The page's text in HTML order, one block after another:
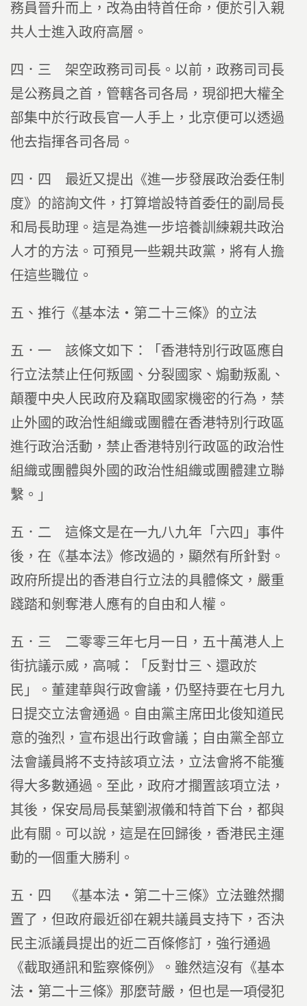
務員晉升而上，改為由特首任命，便於引入親
共人士進入政府高層。
四．三 架空政務司司長。以前，政務司司長
是公務員之首，管轄各司各局，現卻把大權全
部集中於行政長官一人手上，北京便可以透過
他去指揮各司各局。
四．四 最近又提出《進一步發展政治委任制
度》的諮詢文件，打算增設特首委任的副局長
和局長助理。這是為進一步培養訓練親共政治
人才的方法。可預見一些親共政黨，將有人擔
任這些職位。
五、推行《基本法‧第二十三條》的立法
五．一 該條文如下：「香港特別行政區應自
行立法禁止任何叛國、分裂國家、煽動叛亂、
顛覆中央人民政府及竊取國家機密的行為，禁
止外國的政治性組織或團體在香港特別行政區
進行政治活動，禁止香港特別行政區的政治性
組織或團體與外國的政治性組織或團體建立聯
繫。」
五．二 這條文是在一九八九年「六四」事件
後，在《基本法》修改過的，顯然有所針對。
政府所提出的香港自行立法的具體條文，嚴重
踐踏和剝奪港人應有的自由和人權。
五．三 二零零三年七月一日，五十萬港人上
街抗議示威，高喊：「反對廿三、還政於
民」。董建華與行政會議，仍堅持要在七月九
日提交立法會通過。自由黨主席田北俊知道民
意的強烈，宣布退出行政會議；自由黨全部立
法會議員將不支持該項立法，立法會將不能獲
得大多數通過。至此，政府才擱置該項立法，
其後，保安局局長葉劉淑儀和特首下台，都與
此有關。可以說，這是在回歸後，香港民主運
動的一個重大勝利。
五．四 《基本法‧第二十三條》立法雖然擱
置了，但政府最近卻在親共議員支持下，否決
民主派議員提出的近二百條修訂，強行通過
《截取通訊和監察條例》。雖然這沒有《基本
法‧第二十三條》那麼苛嚴，但也是一項侵犯